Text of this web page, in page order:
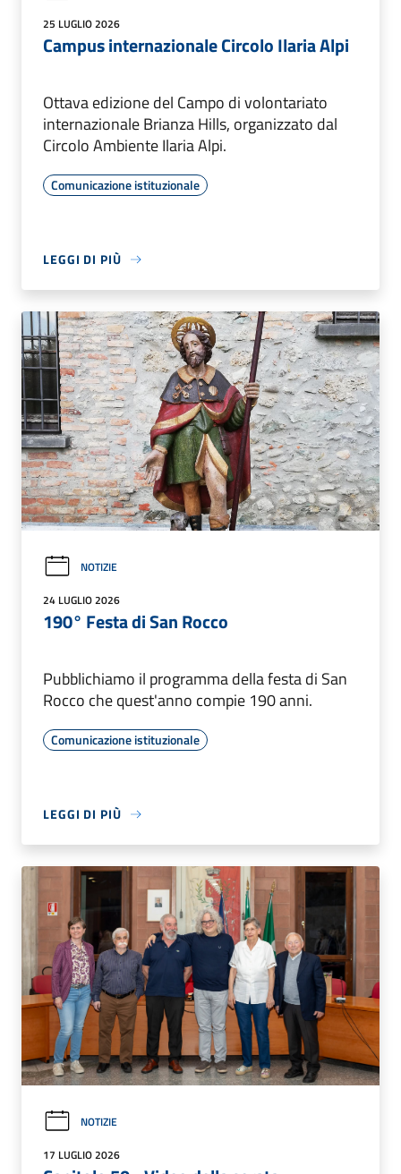
25 LUGLIO 2026
Campus internazionale Circolo Ilaria Alpi
Ottava edizione del Campo di volontariato
internazionale Brianza Hills, organizzato dal
Circolo Ambiente Ilaria Alpi.
Comunicazione istituzionale
LEGGI DI PIÙ
NOTIZIE
24 LUGLIO 2026
190° Festa di San Rocco
Pubblichiamo il programma della festa di San
Rocco che quest'anno compie 190 anni.
Comunicazione istituzionale
LEGGI DI PIÙ
NOTIZIE
17 LUGLIO 2026